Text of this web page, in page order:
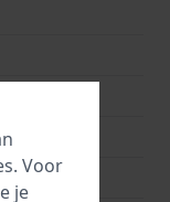
. Voor
je